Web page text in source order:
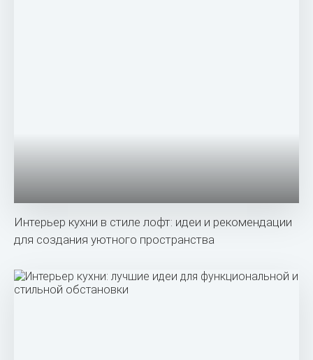
Интерьер кухни в стиле лофт: идеи и рекомендации
для создания уютного пространства